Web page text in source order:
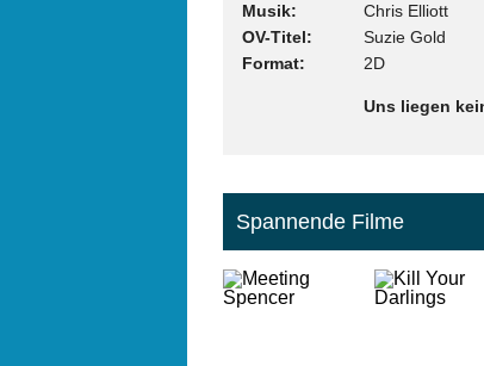
Musik
Chris Elliott
OV-Titel
Suzie Gold
Format
2D
Uns liegen
Spannende Filme